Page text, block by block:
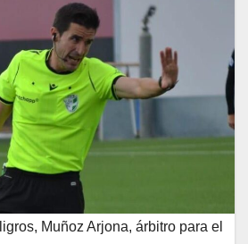
Muñoz Arjona, árbitro para el